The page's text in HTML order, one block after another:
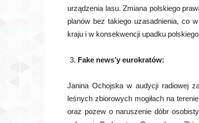
urządzenia lasu. Zmiana polskiego
planów bez takiego uzasadnienia, co
kraju i w konsekwencji upadku
Fake news’y eurokratów:
Janina Ochojska w audycji radiowej
leśnych zbiorowych mogiłach na
oraz pozew o naruszenie dóbr